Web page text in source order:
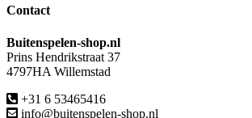
Contact
Buitenspelen-shop.nl
Prins Hendrikstraat 37
4797HA Willemstad
+31 6 53465416
info@buitenspelen-shop.nl